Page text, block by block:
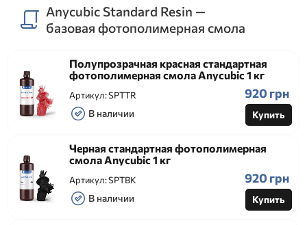
Anycubic Standard Resin —
базовая фотополимерная смола
Полупрозрачная красная стандартная
фотополимерная смола Anycubic 1 кг
Артикул:SPTTR
В наличии
920 грн
Купить
Черная стандартная фотополимерная
смола Anycubic 1 кг
Артикул:SPTBK
В наличии
920 грн
Купить